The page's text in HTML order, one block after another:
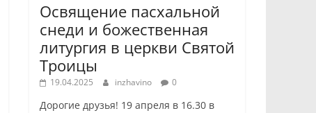
Освящение пасхальной
снеди и божественная
литургия в церкви Святой
Троицы
19.04.2025 inzhavino 0
Дорогие друзья! 19 апреля в 16.30 в